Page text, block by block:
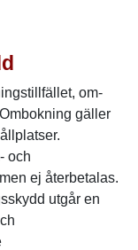
om-
gäller
och
ej återbetalas.
utgår en